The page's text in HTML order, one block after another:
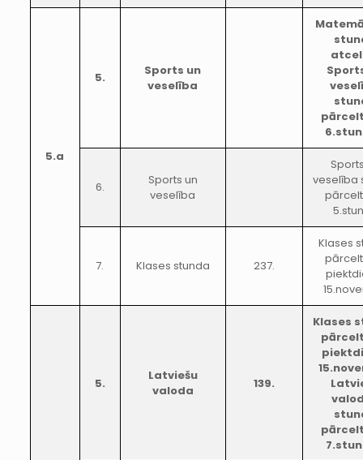
5.a
5.
Sports un
veselība
6.
Sports un
veselība
veselība
7. Klases stunda 237.
Klases
5.
Latviešu
valoda
139.
Klases